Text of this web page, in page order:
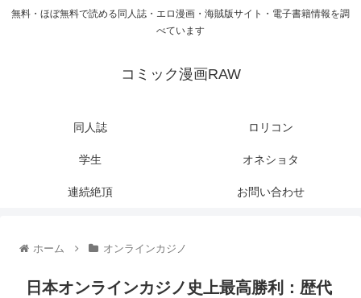
無料・ほぼ無料で読める同人誌・エロ漫画・海賊版サイト・電子書籍情報を調
べています
コミック漫画RAW
同人誌 ロリコン
学生 オネショタ
連続絶頂 お問い合わせ
ホーム オンラインカジノ
日本オンラインカジノ史上最高勝利：歴代